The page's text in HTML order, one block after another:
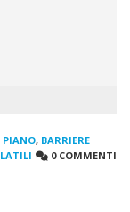
PIANO, BARRIERE
0 COMMENTI